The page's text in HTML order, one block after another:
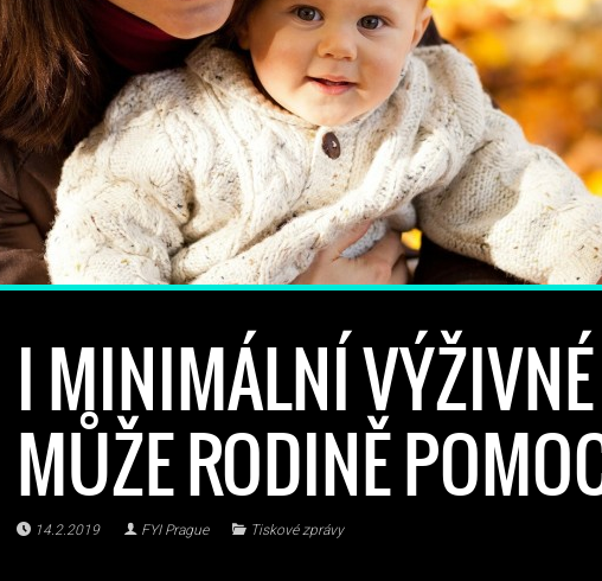
I MINIMÁLNÍ VÝŽIVNÉ
MŮŽE RODINĚ
14.2.2019 FYI Prague Tiskové zprávy